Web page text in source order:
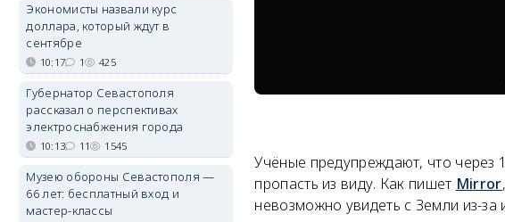
Учёные предупреждают, что через
пропасть из виду. Как пишет Mirror
невозможно увидеть с Земли из-за
Экономисты назвали курс
доллара, который ждут в
сентябре
10:17 1 425
Губернатор Севастополя
рассказал о перспективах
электроснабжения города
10:13 11 1545
Музею обороны Севастополя —
66 лет: бесплатный вход и
мастер-классы